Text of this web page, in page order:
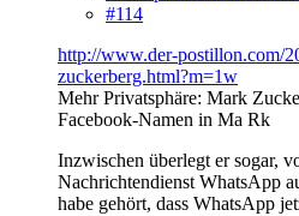
#114
http://www.der-postillon.com/
zuckerberg.html?m=1w
Mehr Privatsphäre: Mark
Facebook-Namen in Ma Rk
Inzwischen überlegt er sogar,
Nachrichtendienst WhatsApp
habe gehört, dass WhatsApp